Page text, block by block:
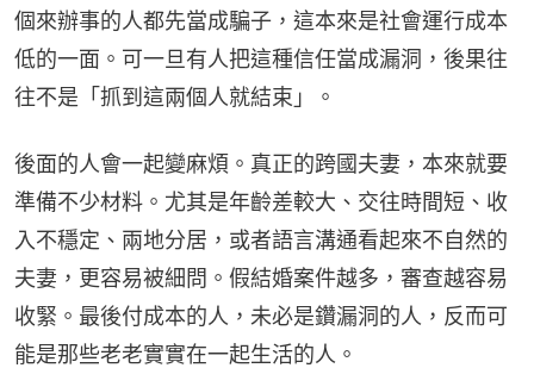
個來辦事的人都先當成騙子，這本來是社會運行成本
低的一面。可一旦有人把這種信任當成漏洞，後果往
往不是「抓到這兩個人就結束」。
後面的人會一起變麻煩。真正的跨國夫妻，本來就要
準備不少材料。尤其是年齡差較大、交往時間短、收
入不穩定、兩地分居，或者語言溝通看起來不自然的
夫妻，更容易被細問。假結婚案件越多，審查越容易
收緊。最後付成本的人，未必是鑽漏洞的人，反而可
能是那些老老實實在一起生活的人。